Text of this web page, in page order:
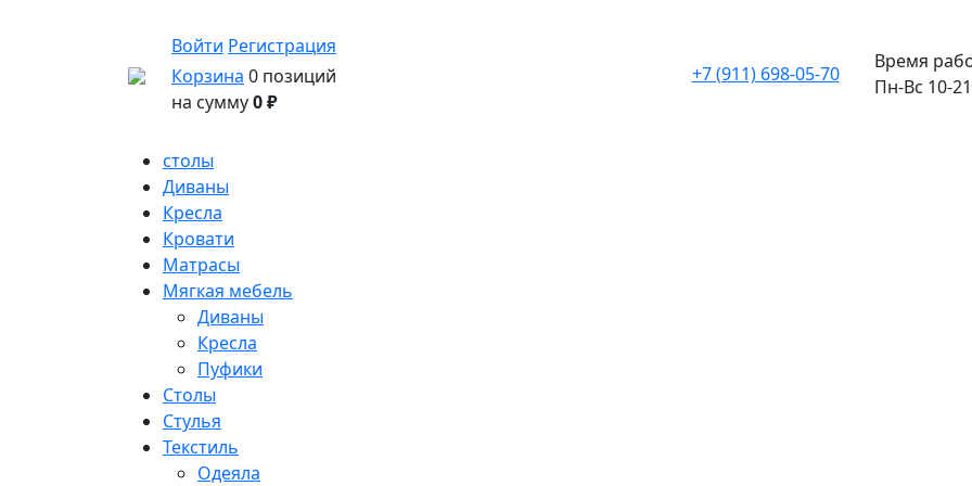
Войти Регистрация
Корзина 0 позиций
на сумму0 ₽
+7 (911) 698-05-70
Время
Пн-Вс 10-21
столы
Диваны
Кресла
Кровати
Матрасы
Мягкая мебель
Диваны
Кресла
Пуфики
Столы
Стулья
Текстиль
Одеяла